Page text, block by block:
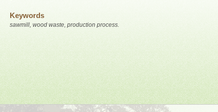
Keywords
sawmill, wood waste, production process.